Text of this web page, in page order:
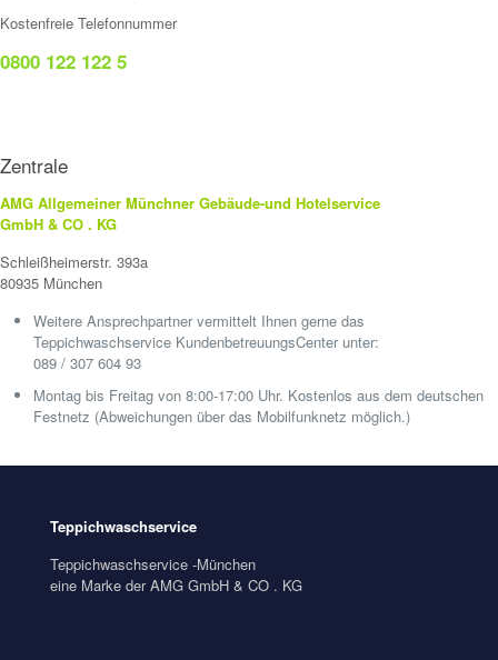
Kostenfreie Telefonnummer
0800 122 122 5
Zentrale
AMG Allgemeiner Münchner Gebäude-und Hotelservice
GmbH & CO . KG
Schleißheimerstr. 393a
80935 München
Weitere Ansprechpartner vermittelt Ihnen gerne das
Teppichwaschservice KundenbetreuungsCenter unter:
089 / 307 604 93
Montag bis Freitag von 8:00-17:00 Uhr. Kostenlos aus dem deutschen
Festnetz (Abweichungen über das Mobilfunknetz möglich.)
Teppichwaschservice
Teppichwaschservice -München
eine Marke der AMG GmbH & CO . KG